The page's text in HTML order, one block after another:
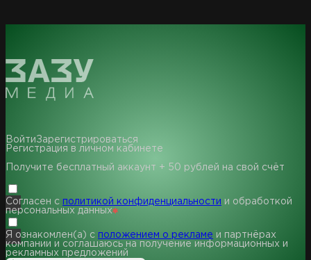
ВойтиЗарегистрироваться
Регистрация в личном кабинете
Получите бесплатный аккаунт + 50 рублей на свой счёт
Согласен с политикой конфиденциальности и обработкой
персональных данных
Я ознакомлен(а) с положением о рекламе и партнёрах
компании и соглашаюсь на получение информационных и
рекламных предложений